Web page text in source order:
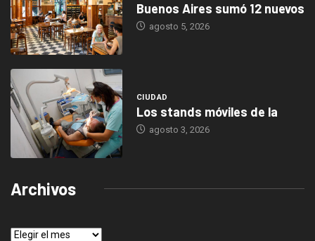
Buenos Aires sumó 12 nuevos
agosto 5, 2026
CIUDAD
Los stands móviles de la
agosto 3, 2026
Archivos
Archivos